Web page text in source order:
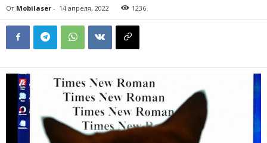
От Mobilaser - 14 апреля, 2022 1236